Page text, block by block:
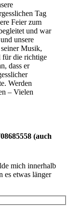
Tag
Feier zum
und war
unsere
Musik,
für die richtige
dass er
Werden
– Vielen
(auch
mich innerhalb
es etwas länger